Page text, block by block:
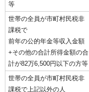
等
世帯の全員が市町村民税非
課税で
前年の公的年金等収入金額
+その他の合計所得金額の合
計が82万6,500円以下の方等
世帯の全員が市町村民税非
課税で上記以外の人